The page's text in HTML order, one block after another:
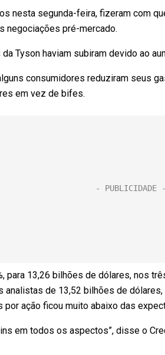
nesta segunda-feira, fizeram com
negociações pré-mercado.
Tyson haviam subiram devido ao
consumidores reduziram seus
em vez de bifes.
para 13,26 bilhões de dólares, nos
analistas de 13,52 bilhões de
por ação ficou muito abaixo das
em todos os aspectos”, disse o